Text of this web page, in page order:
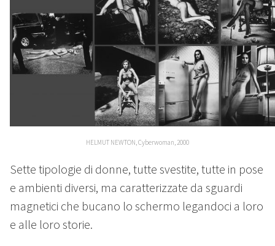
HELMUT NEWTON, Cyberwoman, 2000
Sette tipologie di donne, tutte svestite, tutte in pose
e ambienti diversi, ma caratterizzate da sguardi
magnetici che bucano lo schermo legandoci a loro
e alle loro storie.